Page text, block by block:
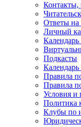
Контакты,
Ответы на
Личный
Подкасты
Правила
Правила
Условия и
Политика
Клубы по